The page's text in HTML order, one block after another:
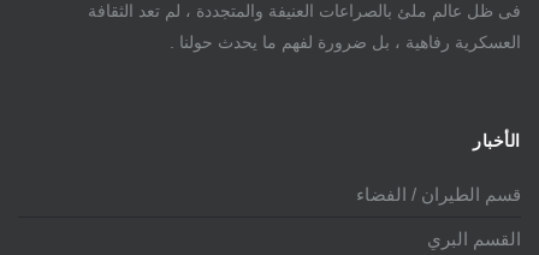
فى ظل عالم ملئ بالصراعات العنيفة والمتجددة ، لم تعد الثقافة
العسكرية رفاهية ، بل ضرورة لفهم ما يحدث حولنا .
الأخبار
قسم الطيران / الفضاء
القسم البري